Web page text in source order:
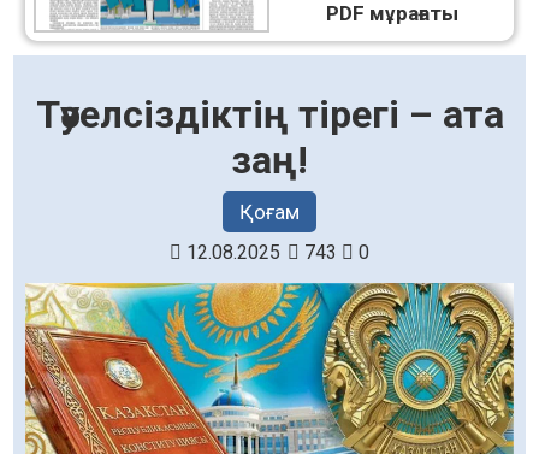
PDF мұрағаты
Тәуелсіздіктің тірегі – ата
заң!
Қоғам
12.08.2025 743 0